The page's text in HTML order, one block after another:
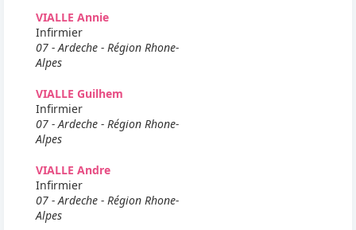
VIALLE Annie
Infirmier
07 - Ardeche - Région Rhone-
Alpes
VIALLE Guilhem
Infirmier
07 - Ardeche - Région Rhone-
Alpes
VIALLE Andre
Infirmier
07 - Ardeche - Région Rhone-
Alpes